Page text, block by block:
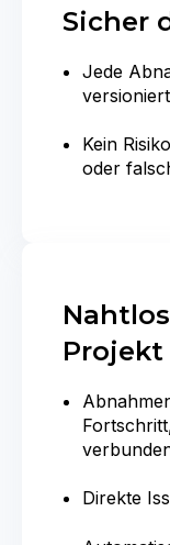
Sicher
Jede
Kein
oder
Projekt
Direkte